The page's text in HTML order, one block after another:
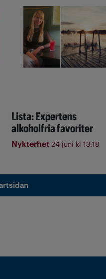
Lista: Expertens
alkoholfria favoriter
Nykterhet 24 juni kl 13:18